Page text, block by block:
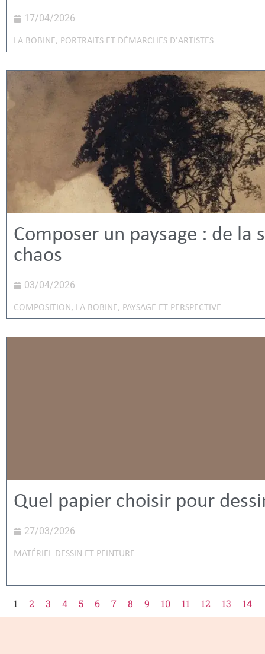
17/04/2026
LA BOBINE, PORTRAITS ET DÉMARCHES D'ARTISTES
Composer un paysage : de la
chaos
03/04/2026
COMPOSITION, LA BOBINE, PAYSAGE ET PERSPECTIVE
Quel papier choisir pour
27/03/2026
MATÉRIEL DESSIN ET PEINTURE
1 2 3 4 5 6 7 8 9 10 11 12 13 14